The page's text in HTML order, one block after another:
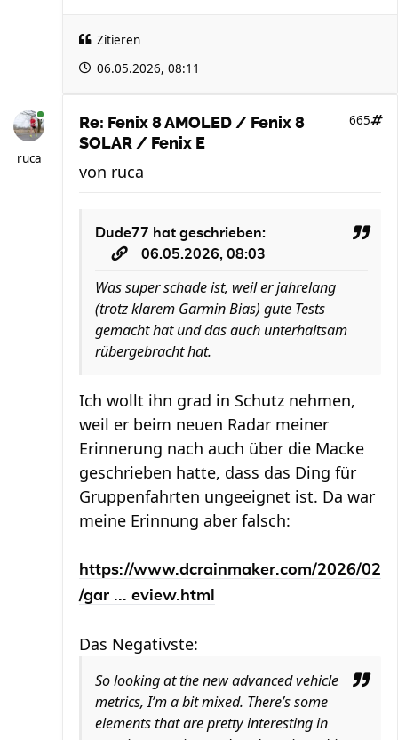
Zitieren
06.05.2026, 08:11
ruca
Re: Fenix 8 AMOLED / Fenix 8
SOLAR / Fenix E
665
von ruca
Dude77 hat geschrieben:
06.05.2026, 08:03
Was super schade ist, weil er jahrelang
(trotz klarem Garmin Bias) gute Tests
gemacht hat und das auch unterhaltsam
rübergebracht hat.
Ich wollt ihn grad in Schutz nehmen,
weil er beim neuen Radar meiner
Erinnerung nach auch über die Macke
geschrieben hatte, dass das Ding für
Gruppenfahrten ungeeignet ist. Da war
meine Erinnung aber falsch:
https://www.dcrainmaker.com/2026/02
/gar ... eview.html
Das Negativste:
So looking at the new advanced vehicle
metrics, I’m a bit mixed. There’s some
elements that are pretty interesting in